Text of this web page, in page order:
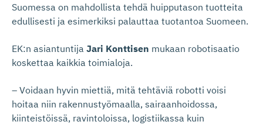
Suomessa on mahdollista tehdä huipputason tuotteita
edullisesti ja esimerkiksi palauttaa tuotantoa Suomeen.
EK:n asiantuntija Jari Konttisen mukaan robotisaatio
koskettaa kaikkia toimialoja.
– Voidaan hyvin miettiä, mitä tehtäviä robotti voisi
hoitaa niin rakennustyömaalla, sairaanhoidossa,
kiinteistöissä, ravintoloissa, logistiikassa kuin